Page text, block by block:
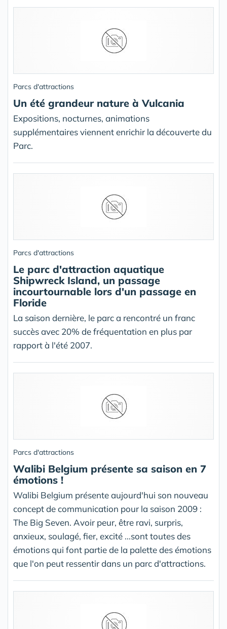
Parcs d'attractions
Un été grandeur nature à Vulcania
Expositions, nocturnes, animations
supplémentaires viennent enrichir la découverte du
Parc.
Parcs d'attractions
Le parc d'attraction aquatique
Shipwreck Island, un passage
incourtournable lors d'un passage en
Floride
La saison dernière, le parc a rencontré un franc
succès avec 20% de fréquentation en plus par
rapport à l'été 2007.
Parcs d'attractions
Walibi Belgium présente sa saison en 7
émotions !
Walibi Belgium présente aujourd'hui son nouveau
concept de communication pour la saison 2009 :
The Big Seven. Avoir peur, être ravi, surpris,
anxieux, soulagé, fier, excité ...sont toutes des
émotions qui font partie de la palette des émotions
que l'on peut ressentir dans un parc d'attractions.